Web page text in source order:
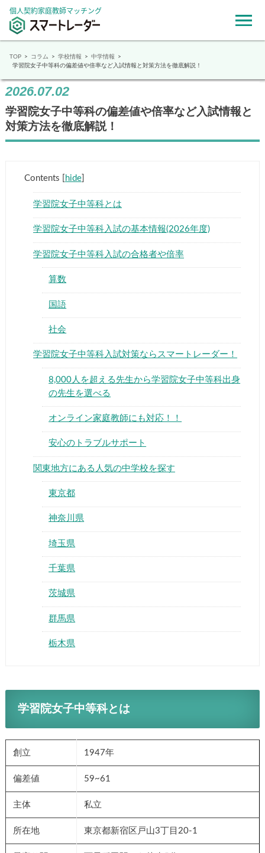
個人契約家庭教師マッチング
▶
▶
TOP コラム 学校情報
中学情報
学習院女子中等科の偏差値や倍率など入試情報と対策方法を徹底解説！
2026.07.02
学習院女子中等科の偏差値や倍率など入試情報と
対策方法を徹底解説！
Contents hide]
学習院女子中等科とは
学習院女子中等科入試の基本情報(2026年度)
学習院女子中等科入試の合格者や倍率
算数
国語
社会
学習院女子中等科入試対策ならスマートレーダー！
8,000人を超える先生から学習院女子中等科出身
の先生を選べる
オンライン家庭教師にも対応！！
安心のトラブルサポート
関東地方にある人気の中学校を探す
東京都
神奈川県
埼玉県
千葉県
茨城県
群馬県
栃木県
学習院女子中等科とは
創立 1947年
偏差値 59~61
主体 私立
所在地 東京都新宿区戸山3丁目20-1